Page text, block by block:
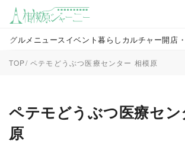
グルメ ニュース イベント暮らし カルチャー開店
TOP ペテモどうぶつ医療センター 相模原
ペテモどうぶつ医療セン
原